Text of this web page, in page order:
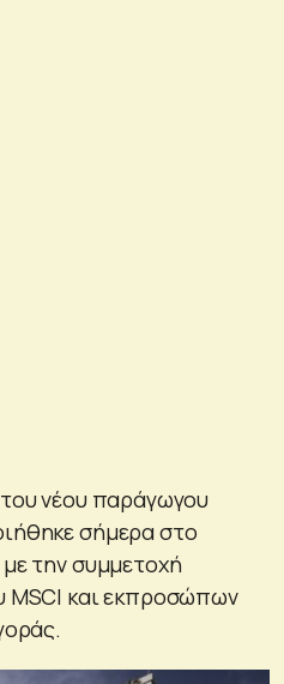
νέου παράγωγου
σήμερα στο
την συμμετοχή
MSCI και εκπροσώπων